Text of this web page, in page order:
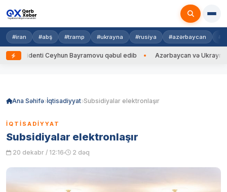
#iran #abş #tramp #ukrayna #rusiya #azərbaycan
Ceyhun Bayramovu qəbul edib Azərbaycan və Ukrayna XİN
Ana Səhifə İqtisadiyyat Subsidiyalar elektronlaşır
İQTISADIYYAT
Subsidiyalar elektronlaşır
20 dekabr / 12:16 2 dəq